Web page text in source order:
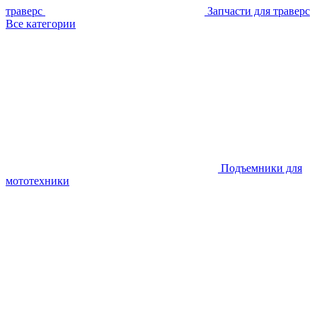
траверс
Запчасти для траверс
Все категории
Подъемники для
мототехники